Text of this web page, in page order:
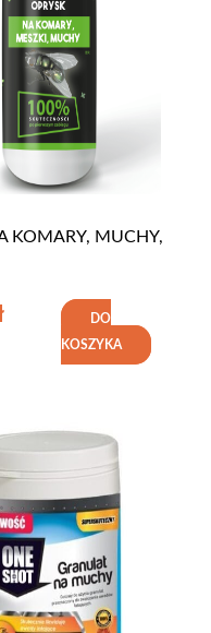
KOMARY, MUCHY,
DO
KOSZYKA